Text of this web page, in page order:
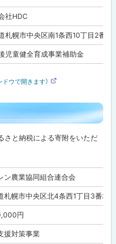
社HDC
札幌市中央区南1条西10丁目2番地
児童健全育成事業補助金
ドウで開きます）
サ
ト
さと納税による寄附をいただ
ン農業協同組合連合会
札幌市中央区北4条西1丁目3番地
円
援対策事業